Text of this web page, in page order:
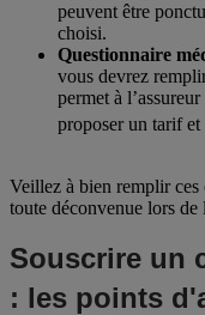
peuvent être
choisi.
Questionnaire
vous devrez
permet à
proposer un tarif et
Veillez à bien remplir
toute déconvenue lors de
Souscrire un
: les points